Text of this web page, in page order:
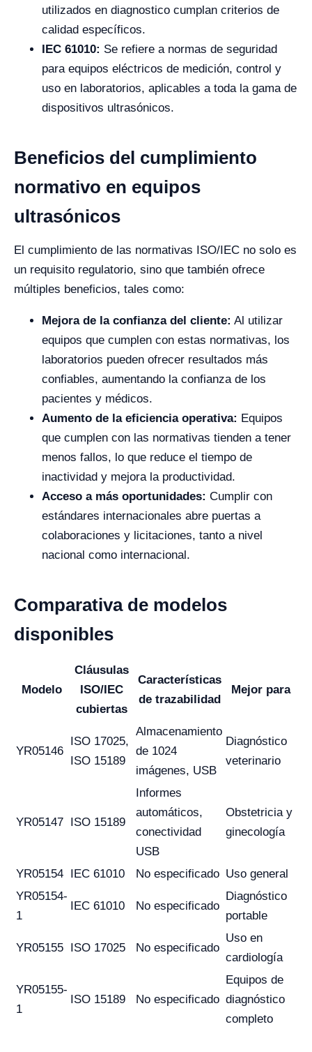
utilizados en diagnostico cumplan criterios de
calidad específicos.
IEC 61010: Se refiere a normas de seguridad
para equipos eléctricos de medición, control y
uso en laboratorios, aplicables a toda la gama de
dispositivos ultrasónicos.
Beneficios del cumplimiento
normativo en equipos
ultrasónicos
El cumplimiento de las normativas ISO/IEC no solo es
un requisito regulatorio, sino que también ofrece
múltiples beneficios, tales como:
Mejora de la confianza del cliente: Al utilizar
equipos que cumplen con estas normativas, los
laboratorios pueden ofrecer resultados más
confiables, aumentando la confianza de los
pacientes y médicos.
Aumento de la eficiencia operativa: Equipos
que cumplen con las normativas tienden a tener
menos fallos, lo que reduce el tiempo de
inactividad y mejora la productividad.
Acceso a más oportunidades: Cumplir con
estándares internacionales abre puertas a
colaboraciones y licitaciones, tanto a nivel
nacional como internacional.
Comparativa de modelos
disponibles
Modelo
Cláusulas
ISO/IEC
cubiertas
Características
de trazabilidad
Mejor para
YR05146
ISO 17025,
ISO 15189
Almacenamiento
de 1024
imágenes, USB
Diagnóstico
veterinario
YR05147 ISO 15189
Informes
automáticos,
conectividad
USB
Obstetricia y
ginecología
YR05154 IEC 61010 No especificado Uso general
YR05154-
1
IEC 61010 No especificado
Diagnóstico
portable
YR05155 ISO 17025 No especificado
Uso en
cardiología
YR05155-
1
ISO 15189 No especificado
Equipos de
diagnóstico
completo